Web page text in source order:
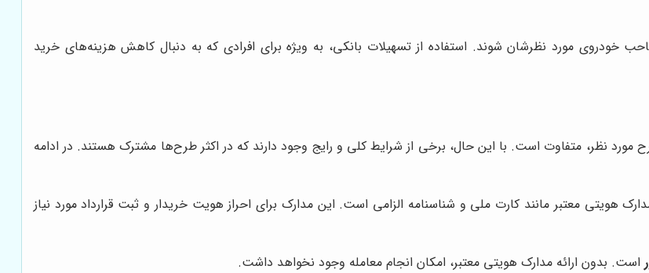
خودروی مورد نظرشان شوند. استفاده از تسهیلات بانکی، به ویژه برای افرادی که به دنبال کاهش هزینه‌های خرید
نظر، متفاوت است. با این حال، برخی از شرایط کلی و رایج وجود دارند که در اکثر طرح‌ها مشترک هستند. در ادامه
هویتی معتبر مانند کارت ملی و شناسنامه الزامی است. این مدارک برای احراز هویت خریدار و ثبت قرارداد مورد نیاز
است. بدون ارائه مدارک هویتی معتبر، امکان انجام معامله وجود نخواهد داشت.